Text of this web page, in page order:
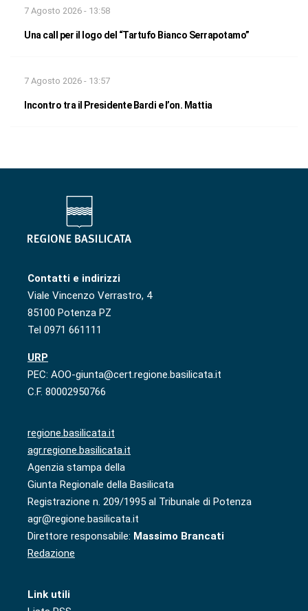
7 Agosto 2026 - 13:58
Una call per il logo del “Tartufo Bianco Serrapotamo”
7 Agosto 2026 - 13:57
Incontro tra il Presidente Bardi e l’on. Mattia
Contatti e indirizzi
Viale Vincenzo Verrastro, 4
85100 Potenza PZ
Tel 0971 661111
URP
PEC: AOO-giunta@cert.regione.basilicata.it
C.F. 80002950766
regione.basilicata.it
agr.regione.basilicata.it
Agenzia stampa della
Giunta Regionale della Basilicata
Registrazione n. 209/1995 al Tribunale di Potenza
agr@regione.basilicata.it
Direttore responsabile: Massimo Brancati
Redazione
Link utili